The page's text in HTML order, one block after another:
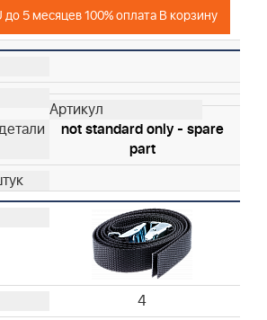
до 5 месяцев 100% оплата В корзину
not standard only - spare
part
4